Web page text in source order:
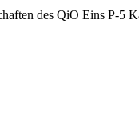
des QiO Eins P-5